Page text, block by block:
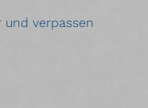
und verpassen